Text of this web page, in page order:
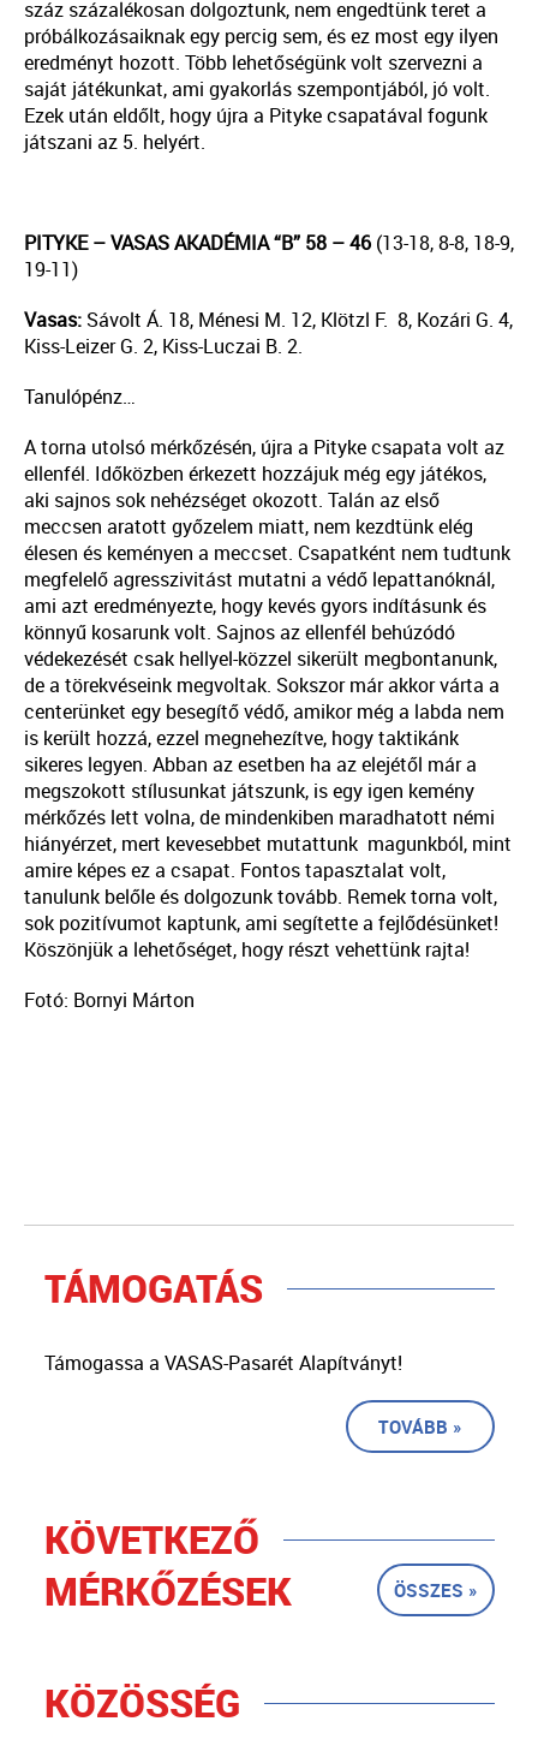
száz százalékosan dolgoztunk, nem engedtünk teret a
próbálkozásaiknak egy percig sem, és ez most egy ilyen
eredményt hozott. Több lehetőségünk volt szervezni a
saját játékunkat, ami gyakorlás szempontjából, jó volt.
Ezek után eldőlt, hogy újra a Pityke csapatával fogunk
játszani az 5. helyért.
PITYKE – VASAS AKADÉMIA “B” 58 – 46 (13-18, 8-8, 18-9,
19-11)
Vasas: Sávolt Á. 18, Ménesi M. 12, Klötzl F. 8, Kozári G. 4,
Kiss-Leizer G. 2, Kiss-Luczai B. 2.
Tanulópénz…
A torna utolsó mérkőzésén, újra a Pityke csapata volt az
ellenfél. Időközben érkezett hozzájuk még egy játékos,
aki sajnos sok nehézséget okozott. Talán az első
meccsen aratott győzelem miatt, nem kezdtünk elég
élesen és keményen a meccset. Csapatként nem tudtunk
megfelelő agresszivitást mutatni a védő lepattanóknál,
ami azt eredményezte, hogy kevés gyors indításunk és
könnyű kosarunk volt. Sajnos az ellenfél behúzódó
védekezését csak hellyel-közzel sikerült megbontanunk,
de a törekvéseink megvoltak. Sokszor már akkor várta a
centerünket egy besegítő védő, amikor még a labda nem
is került hozzá, ezzel megnehezítve, hogy taktikánk
sikeres legyen. Abban az esetben ha az elejétől már a
megszokott stílusunkat játszunk, is egy igen kemény
mérkőzés lett volna, de mindenkiben maradhatott némi
hiányérzet, mert kevesebbet mutattunk magunkból, mint
amire képes ez a csapat. Fontos tapasztalat volt,
tanulunk belőle és dolgozunk tovább. Remek torna volt,
sok pozitívumot kaptunk, ami segítette a fejlődésünket!
Köszönjük a lehetőséget, hogy részt vehettünk rajta!
Fotó: Bornyi Márton
TÁMOGATÁS
Támogassa a VASAS-Pasarét Alapítványt!
TOVÁBB »
KÖVETKEZŐ
MÉRKŐZÉSEK
ÖSSZES »
KÖZÖSSÉG